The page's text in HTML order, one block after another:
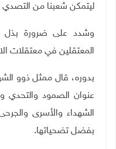
ليتمكن شعبنا من التصدي
وشدد على ضرورة بذل
المعتقلين في معتقلات
بدوره، قال ممثل ذوو
عنوان الصمود والتحدي
الشهداء والأسرى
بفضل تضحياتها.